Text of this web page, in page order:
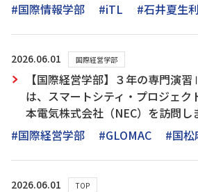
#国際情報学部
#iTL #石井夏生利
2026.06.01 国際経営学部
【国際経営学部】３年の専門演
は、スマートシティ・プロジェク
本電気株式会社（NEC）を訪問し
#国際経営学部
#GLOMAC #国松
2026.06.01 TOP